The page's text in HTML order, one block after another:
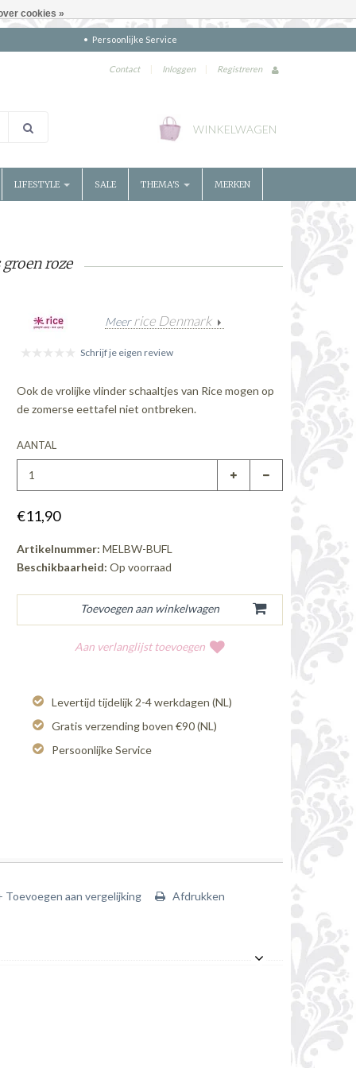
Persoonlijke Service
Contact | Inloggen | Registreren
WINKELWAGEN
LIFESTYLE SALE THEMA'S MERKEN
roze
Meerrice Denmark
Schrijf je eigen review
Ook de vrolijke vlinder schaaltjes van Rice mogen op
de zomerse eettafel niet ontbreken.
AANTAL
€11,90
Artikelnummer: MELBW-BUFL
Beschikbaarheid: Op voorraad
Aan verlanglijst toevoegen
Levertijd tijdelijk 2-4 werkdagen (NL)
Gratis verzending boven €90 (NL)
Persoonlijke Service
Toevoegen aan vergelijking Afdrukken
cookies »